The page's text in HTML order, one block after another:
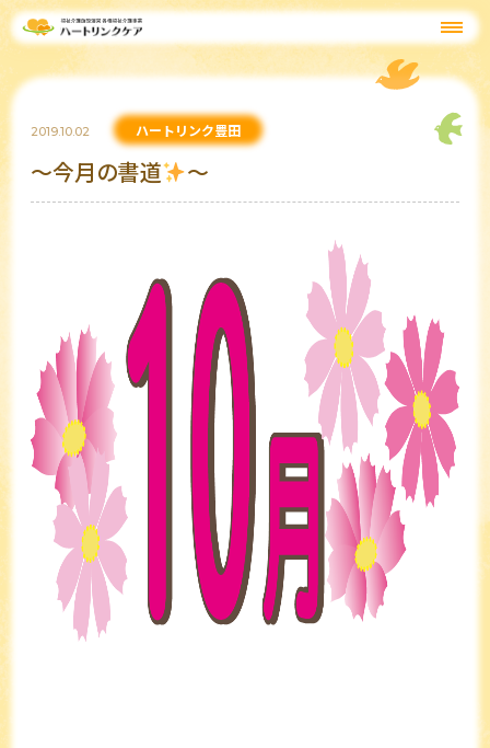
2019.10.02 ハートリンク豊田
～今月の書道 ～